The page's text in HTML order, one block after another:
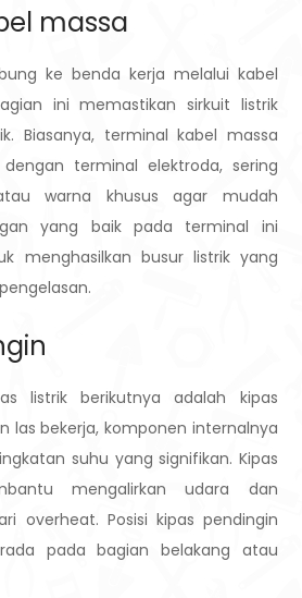
massa
ke benda kerja melalui kabel
ini memastikan sirkuit listrik
Biasanya, terminal kabel massa
terminal elektroda, sering
warna khusus agar mudah
yang baik pada terminal ini
menghasilkan busur listrik yang
listrik berikutnya adalah kipas
las bekerja, komponen internalnya
suhu yang signifikan. Kipas
mengalirkan udara dan
overheat. Posisi kipas pendingin
pada bagian belakang atau